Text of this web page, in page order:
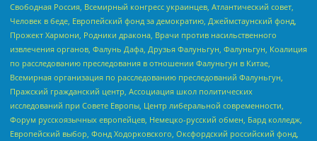
Свободная Россия, Всемирный конгресс украинцев, Атлантический совет,
Человек в беде, Европейский фонд за демократию, Джеймстаунский фонд,
Прожект Хармони, Родники дракона, Врачи против насильственного
извлечения органов, Фалунь Дафа, Друзья Фалуньгун, Фалуньгун, Коалиция
по расследованию преследования в отношении Фалуньгун в Китае,
Всемирная организация по расследованию преследований Фалуньгун,
Пражский гражданский центр, Ассоциация школ политических
исследований при Совете Европы, Центр либеральной современности,
Форум русскоязычных европейцев, Немецко-русский обмен, Бард колледж,
Европейский выбор, Фонд Ходорковского, Оксфордский российский фонд,